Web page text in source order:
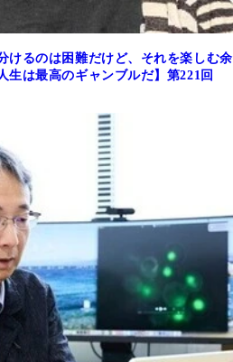
けるのは困難だけど、それを楽しむ余
生は最高のギャンブルだ】第221回